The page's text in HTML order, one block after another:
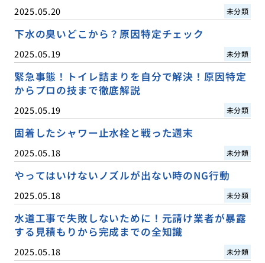
2025.05.20 未分類
下水の臭いどこから？原因特定チェック
2025.05.19 未分類
緊急事態！トイレ詰まりを自分で解決！原因特定
からプロの技まで徹底解説
2025.05.19 未分類
固着したシャワー止水栓と戦った週末
2025.05.18 未分類
やってはいけないノズルが出ない時のNG行動
2025.05.18 未分類
水道工事で失敗しないために！元請け業者が暴露
する見積もりから完成までの全知識
2025.05.18 未分類